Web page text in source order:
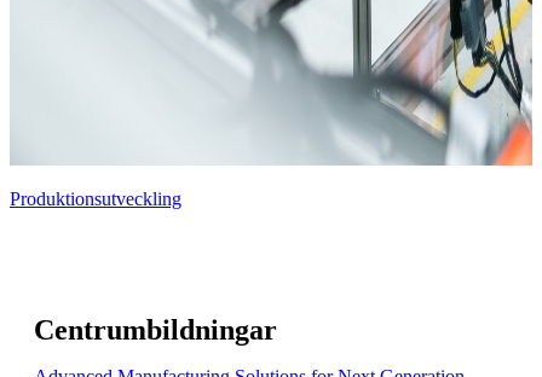
Produktionsutveckling
Centrumbildningar